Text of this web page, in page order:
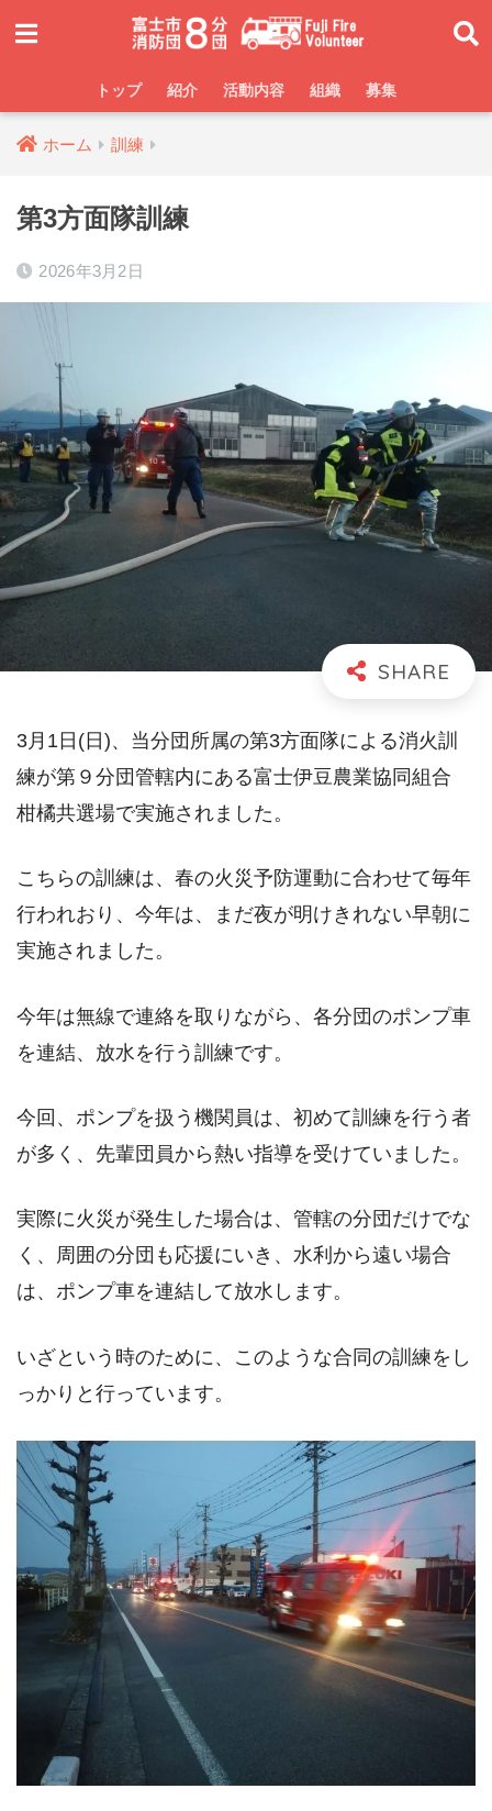
トップ 紹介 活動内容 組織 募集
ホーム 訓練
第3方面隊訓練
2026年3月2日
3月1日(日)、当分団所属の第3方面隊による消火訓
練が第９分団管轄内にある富士伊豆農業協同組合
柑橘共選場で実施されました。
こちらの訓練は、春の火災予防運動に合わせて毎年
行われおり、今年は、まだ夜が明けきれない早朝に
実施されました。
今年は無線で連絡を取りながら、各分団のポンプ車
を連結、放水を行う訓練です。
今回、ポンプを扱う機関員は、初めて訓練を行う者
が多く、先輩団員から熱い指導を受けていました。
実際に火災が発生した場合は、管轄の分団だけでな
く、周囲の分団も応援にいき、水利から遠い場合
は、ポンプ車を連結して放水します。
いざという時のために、このような合同の訓練をし
っかりと行っています。